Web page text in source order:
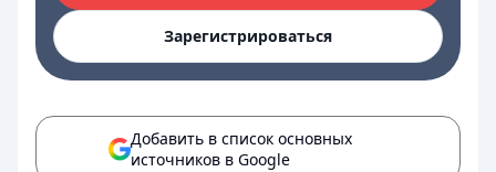
Зарегистрироваться
Добавить в список основных
источников в Google